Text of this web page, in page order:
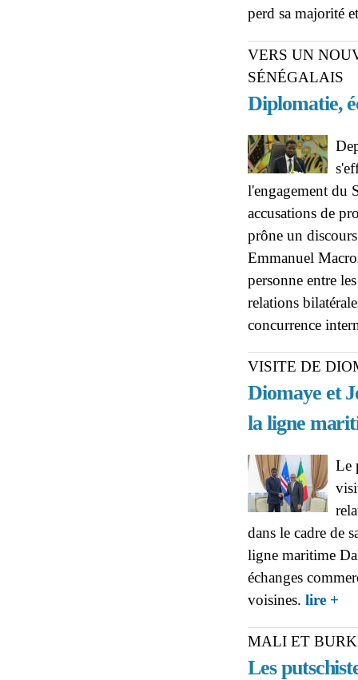
perd sa majorité
VERS UN
SÉNÉGALAIS
Diplomatie,
l'engagement du
accusations de
prône un
Emmanuel
personne entre
relations
concurrence
VISITE DE
Diomaye et
la ligne
Le
dans le cadre de
ligne maritime
échanges
voisines. lire +
MALI ET
Les